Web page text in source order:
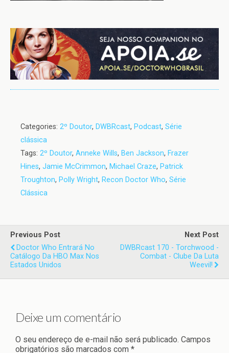
Categories: 2º Doutor, DWBRcast, Podcast, Série
clássica
Tags: 2º Doutor, Anneke Wills, Ben Jackson, Frazer
Hines, Jamie McCrimmon, Michael Craze, Patrick
Troughton, Polly Wright, Recon Doctor Who, Série
Clássica
Previous Post
Doctor Who Entrará No
Catálogo Da HBO Max Nos
Estados Unidos
Next Post
DWBRcast 170 - Torchwood -
Combat - Clube Da Luta
Weevil!
Deixe um comentário
O seu endereço de e-mail não será publicado. Campos
obrigatórios são marcados com *